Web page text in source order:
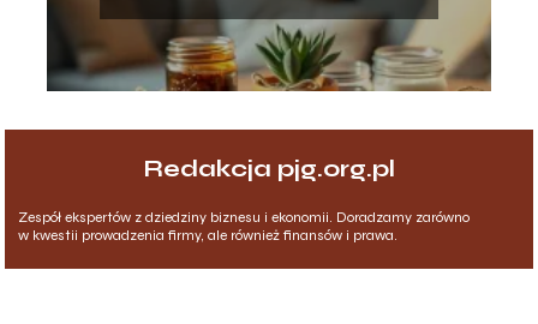
pomysłów
Redakcja pjg.org.pl
Zespół ekspertów z dziedziny biznesu i ekonomii. Doradzamy zarówno
w kwestii prowadzenia firmy, ale również finansów i prawa.